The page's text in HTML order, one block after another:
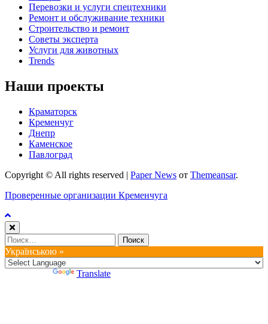
Перевозки и услуги спецтехники
Ремонт и обслуживание техники
Строительство и ремонт
Советы эксперта
Услуги для животных
Trends
Наши проекты
Краматорск
Кременчуг
Днепр
Каменское
Павлоград
Copyright © All rights reserved | Paper News от Themeansar.
Проверенные организации Кременчуга
Найти:
Українською »
Translate